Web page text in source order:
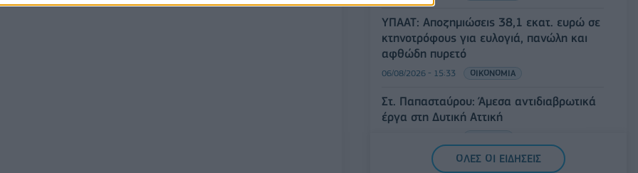
ΥΠΑΑΤ: Αποζημιώσεις 38,1 εκατ. ευρώ σε
κτηνοτρόφους για ευλογιά, πανώλη και
αφθώδη πυρετό
06/08/2026 - 15:33 ΟΙΚΟΝΟΜΙΑ
Στ. Παπασταύρου: Άμεσα αντιδιαβρωτικά
έργα στη Δυτική Αττική
Συνάλλαγμα: Το ευρώ υποχωρεί κατά
ΟΛΕΣ ΟΙ ΕΙΔΗΣΕΙΣ